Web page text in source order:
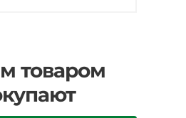
товаром